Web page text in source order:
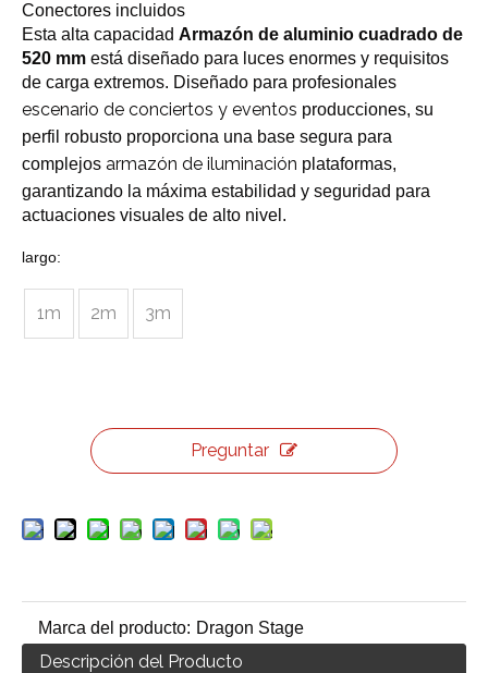
Conectores incluidos
Esta alta capacidad Armazón de aluminio cuadrado de
520 mm está diseñado para luces enormes y requisitos
de carga extremos. Diseñado para profesionales
escenario de conciertos y eventos producciones, su
perfil robusto proporciona una base segura para
complejos armazón de iluminación plataformas,
garantizando la máxima estabilidad y seguridad para
actuaciones visuales de alto nivel.
largo:
1m 2m 3m
Preguntar
Marca del producto: Dragon Stage
Descripción del Producto